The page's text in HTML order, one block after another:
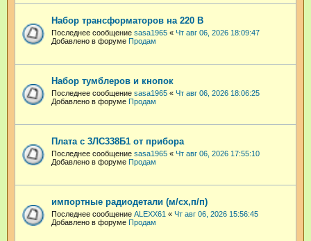
Набор трансформаторов на 220 В
Последнее сообщение sasa1965 « Чт авг 06, 2026 18:09:47
Добавлено в форуме Продам
Набор тумблеров и кнопок
Последнее сообщение sasa1965 « Чт авг 06, 2026 18:06:25
Добавлено в форуме Продам
Плата с 3ЛС338Б1 от прибора
Последнее сообщение sasa1965 « Чт авг 06, 2026 17:55:10
Добавлено в форуме Продам
импортные радиодетали (м/сх,п/п)
Последнее сообщение ALEXX61 « Чт авг 06, 2026 15:56:45
Добавлено в форуме Продам